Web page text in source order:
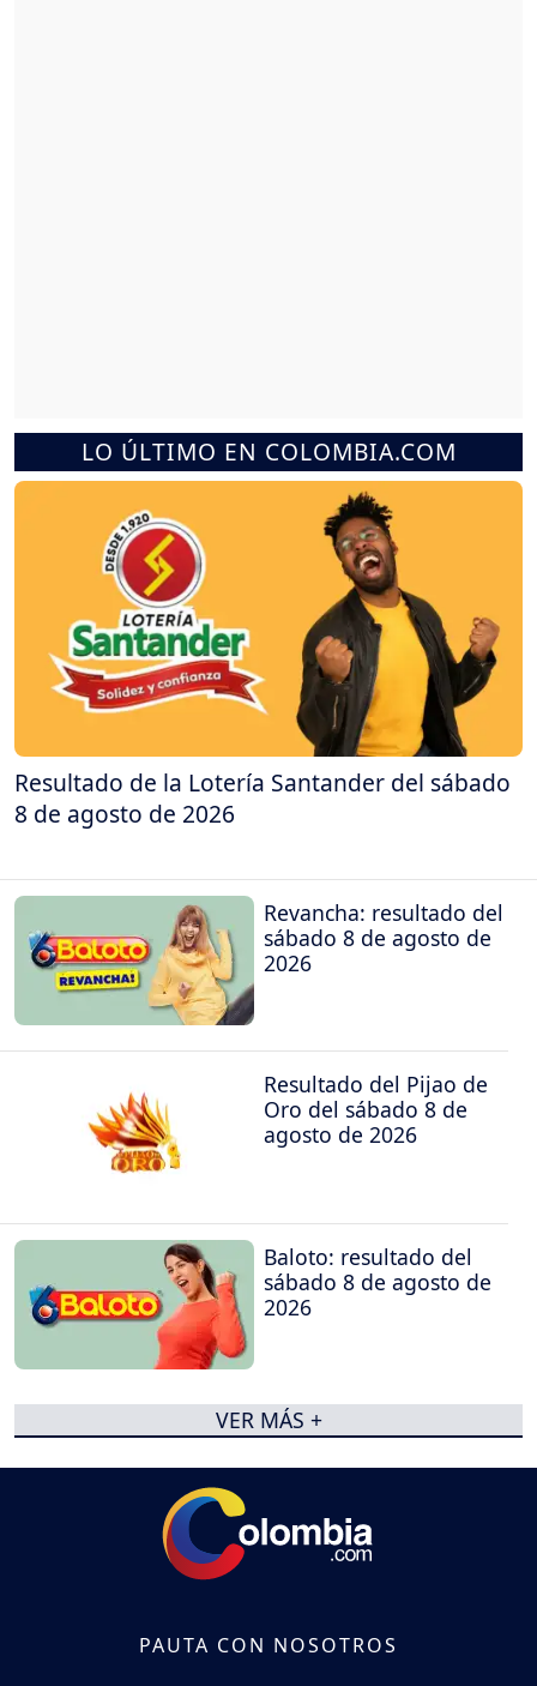
LO ÚLTIMO EN COLOMBIA.COM
Resultado de la Lotería Santander del sábado
8 de agosto de 2026
Revancha: resultado del
sábado 8 de agosto de
2026
Resultado del Pijao de
Oro del sábado 8 de
agosto de 2026
Baloto: resultado del
sábado 8 de agosto de
2026
VER MÁS +
PAUTA CON NOSOTROS